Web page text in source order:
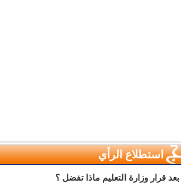
استطلاع الرأي
بعد قرار وزارة التعليم ماذا تفضل ؟